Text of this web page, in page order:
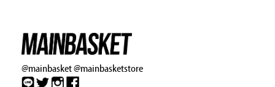
@mainbasket@mainbasketstore